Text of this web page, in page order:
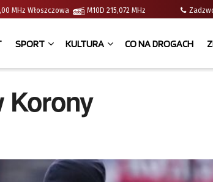
MHz Włoszczowa M10D 215,072 MHz
SPORT KULTURA CO NA DROGACH
Korony